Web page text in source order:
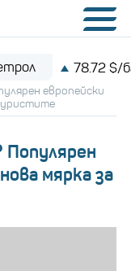
78.72 $/барел
европейски
Популярен
мярка за